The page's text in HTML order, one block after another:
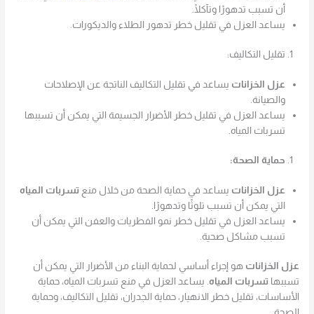
أن تسبب تدهورًا وتآكلًا.
يساعد العزل في تقليل خطر تدهور الطلاء والديكورات.
تقليل التكاليف:
عزل الخزانات يساعد في تقليل التكاليف الناتجة عن الإصلاحات
والصيانة.
يساعد العزل في تقليل خطر الأضرار الجسيمة التي يمكن أن تسببها
تسربات المياه.
حماية الصحة:
عزل الخزانات يساعد في حماية الصحة من خلال منعتسربات المياه
التي يمكن أن تسبب تلوثًا وتدهورًا.
يساعد العزل في تقليل خطر نمو الفطريات والعفن التي يمكن أن
تسبب مشاكل صحية.
عزل الخزانات هو إجراء أساسي لحماية البناء من الأضرار التي يمكن أن
تسببها تسربات المياه. يساعد العزل في منع تسربات المياه، حماية
الأساسات، تقليل خطر الانهيار، حماية الجدران، تقليل التكاليف، وحماية